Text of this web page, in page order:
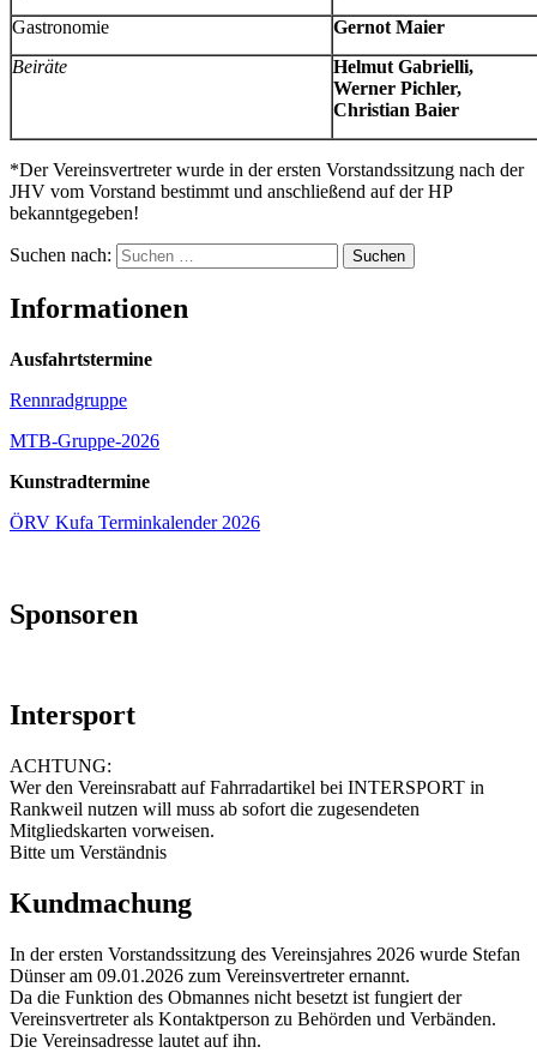
Gastronomie
Gernot Maier
Beiräte
Helmut Gabrielli,
Werner Pichler,
Christian Baier
*Der Vereinsvertreter wurde in der ersten Vorstandssitzung nach der
JHV vom Vorstand bestimmt und anschließend auf der HP
bekanntgegeben!
Suchen nach:
Informationen
Ausfahrtstermine
Rennradgruppe
MTB-Gruppe-2026
Kunstradtermine
ÖRV Kufa Terminkalender 2026
Sponsoren
Intersport
ACHTUNG:
Wer den Vereinsrabatt auf Fahrradartikel bei INTERSPORT in
Rankweil nutzen will muss ab sofort die zugesendeten
Mitgliedskarten vorweisen.
Bitte um Verständnis
Kundmachung
In der ersten Vorstandssitzung des Vereinsjahres 2026 wurde Stefan
Dünser am 09.01.2026 zum Vereinsvertreter ernannt.
Da die Funktion des Obmannes nicht besetzt ist fungiert der
Vereinsvertreter als Kontaktperson zu Behörden und Verbänden.
Die Vereinsadresse lautet auf ihn.